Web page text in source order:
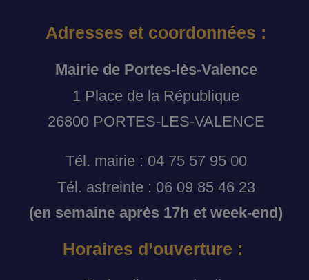
Adresses et coordonnées :
Mairie de Portes-lès-Valence
1 Place de la République
26800 PORTES-LES-VALENCE
Tél. mairie : 04 75 57 95 00
Tél. astreinte : 06 09 85 46 23
(en semaine après 17h et week-end)
Horaires d’ouverture :